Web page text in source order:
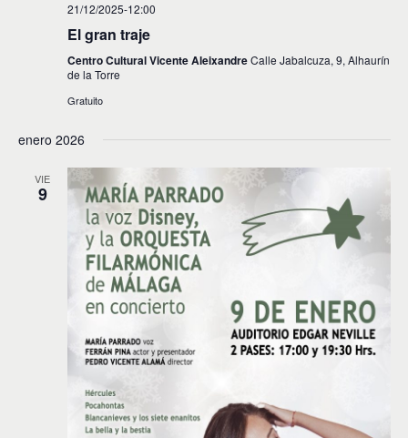
21/12/2025-12:00
El gran traje
Centro Cultural Vicente AleixandreCalle Jabalcuza, 9, Alhaurín
de la Torre
Gratuito
enero 2026
VIE
9